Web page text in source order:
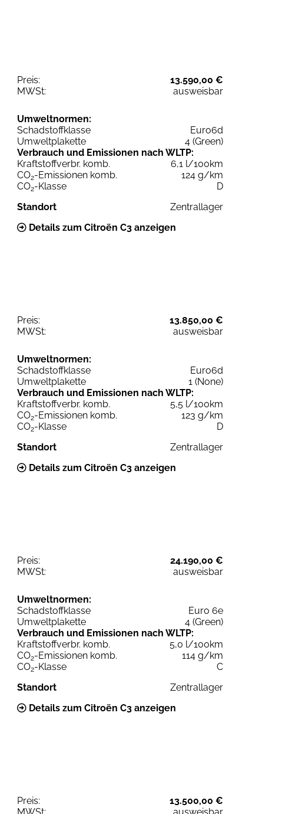
Preis:
13.590,00 €
MWSt:
ausweisbar
Umweltnormen:
Schadstoffklasse
Euro6d
Umweltplakette
4 (Green)
Verbrauch und Emissionen nach WLTP:
Kraftstoffverbr. komb.
6,1 l/100km
CO2-Emissionen komb.
124 g/km
CO2-Klasse
D
Standort
Zentrallager
Details zum Citroën C3 anzeigen
Preis:
13.850,00 €
MWSt:
ausweisbar
Umweltnormen:
Schadstoffklasse
Euro6d
Umweltplakette
1 (None)
Verbrauch und Emissionen nach WLTP:
Kraftstoffverbr. komb.
5,5 l/100km
CO2-Emissionen komb.
123 g/km
CO2-Klasse
D
Standort
Zentrallager
Details zum Citroën C3 anzeigen
Preis:
24.190,00 €
MWSt:
ausweisbar
Umweltnormen:
Schadstoffklasse
Euro 6e
Umweltplakette
4 (Green)
Verbrauch und Emissionen nach WLTP:
Kraftstoffverbr. komb.
5,0 l/100km
CO2-Emissionen komb.
114 g/km
CO2-Klasse
C
Standort
Zentrallager
Details zum Citroën C3 anzeigen
Preis:
13.500,00 €
MWSt:
ausweisbar